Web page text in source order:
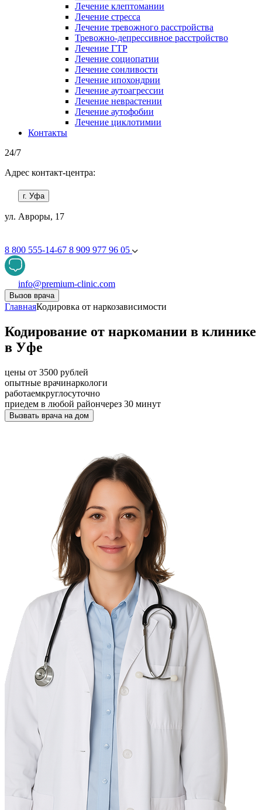
Лечение клептомании
Лечение стресса
Лечение тревожного расстройства
Тревожно-депрессивное расстройство
Лечение ГТР
Лечение социопатии
Лечение сонливости
Лечение ипохондрии
Лечение аутоагрессии
Лечение неврастении
Лечение аутофобии
Лечение циклотимии
Контакты
24/7
Адрес контакт-центра:
г. Уфа
ул. Авроры, 17
8 800 555-14-67 8 909 977 96 05
info@premium-clinic.com
Вызов врача
ГлавнаяКодировка от наркозависимости
Кодирование от наркомании в клинике
в Уфе
цены от 3500 рублей
опытные врачинаркологи
работаемкруглосуточно
приедем в любой райончерез 30 минут
Вызвать врача на дом